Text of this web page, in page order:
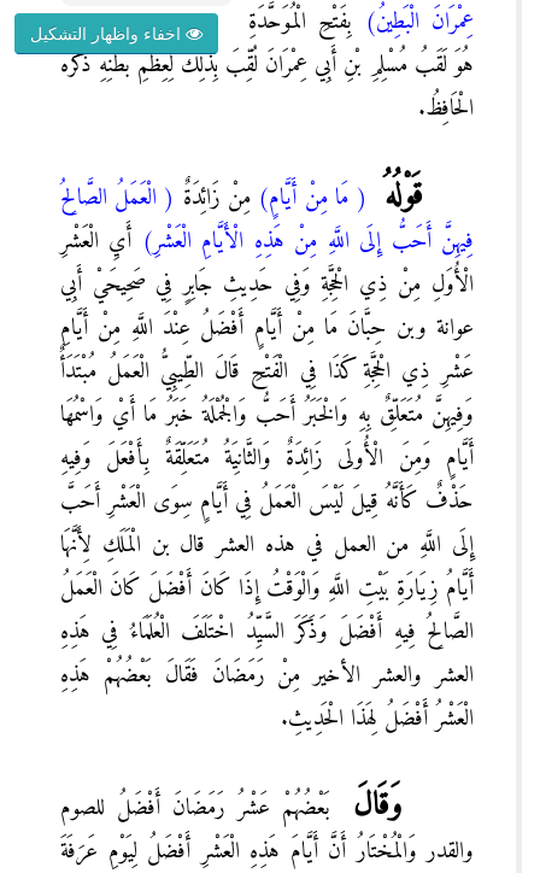
اخفاء واظهار التشكيل
عِمْرَانَ الْبَطِينُ) بِفَتْحِ الْمُوَحَّدَةِ
هُوَ لَقَبُ مُسْلِمِ بْنِ أَبِي عِمْرَانَ لُقِّبَ بِذَلِكَ لِعِظَمِ بَطْنِهِ ذَكَرَهُ
الْحَافِظُ.
قَوْلُهُ ( مَا مِنْ أَيَّامٍ) مِنْ زَائِدَةٌ ( الْعَمَلُ الصَّالِحُ
فِيهِنَّ أَحَبُّ إِلَى اللَّهِ مِنْ هَذِهِ الْأَيَّامِ الْعَشْرِ) أَيِ الْعَشْرِ
الْأُوَلِ مِنْ ذِي الْحِجَّةِ وَفِي حَدِيثِ جَابِرٍ فِي صَحِيحَيْ أَبِي
عوانة وبن حِبَّانَ مَا مِنْ أَيَّامٍ أَفْضَلُ عِنْدَ اللَّهِ مِنْ أَيَّامِ
عَشْرِ ذِي الْحِجَّةِ كَذَا فِي الْفَتْحِ قَالَ الطِّيبِيُّ الْعَمَلُ مُبْتَدَأٌ
وَفِيهِنَّ مُتَعَلِّقٌ بِهِ وَالْخَبَرُ أَحَبُّ وَالْجُمْلَةُ خَبَرُ مَا أَيْ وَاسْمُهَا
أَيَّامٍ وَمِنَ الْأُولَى زَائِدَةٌ وَالثَّانِيَةُ مُتَعَلِّقَةٌ بِأَفْعَلَ وَفِيهِ
حَذْفٌ كَأَنَّهُ قِيلَ لَيْسَ الْعَمَلُ فِي أَيَّامٍ سِوَى الْعَشْرِ أَحَبَّ
إِلَى اللَّهِ من العمل في هذه العشر قال بن الْمَلَكِ لِأَنَّهَا
أَيَّامُ زِيَارَةِ بَيْتِ اللَّهِ وَالْوَقْتُ إِذَا كَانَ أَفْضَلَ كَانَ الْعَمَلُ
الصَّالِحُ فِيهِ أَفْضَلَ وَذَكَرَ السَّيِّدُ اخْتَلَفَ الْعُلَمَاءُ فِي هَذِهِ
العشر والعشر الأخير مِنْ رَمَضَانَ فَقَالَ بَعْضُهُمْ هَذِهِ
الْعَشْرُ أَفْضَلُ لِهَذَا الْحَدِيثِ.
وَقَالَ
بَعْضُهُمْ عَشْرُ رَمَضَانَ أَفْضَلُ للصوم
والقدر وَالْمُخْتَارُ أَنَّ أَيَّامَ هَذِهِ الْعَشْرِ أَفْضَلُ لِيَوْمِ عَرَفَةَ